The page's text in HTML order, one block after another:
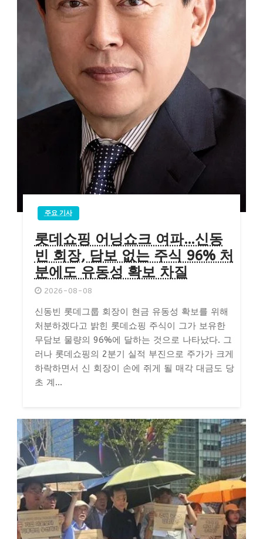
주요 기사
롯데쇼핑 어닝쇼크 여파…신동
빈 회장, 담보 없는 주식 96% 처
분에도 유동성 확보 차질
2026-08-08
신동빈 롯데그룹 회장이 현금 유동성 확보를 위해
처분하겠다고 밝힌 롯데쇼핑 주식이 그가 보유한
무담보 물량의 96%에 달하는 것으로 나타났다. 그
러나 롯데쇼핑의 2분기 실적 부진으로 주가가 크게
하락하면서 신 회장이 손에 쥐게 될 매각 대금도 당
초 계...